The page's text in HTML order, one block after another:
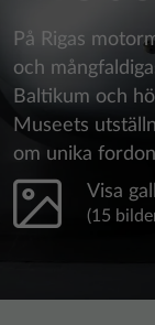
På Rigas
och
Baltikum och
Museets
om unika
Visa
(15